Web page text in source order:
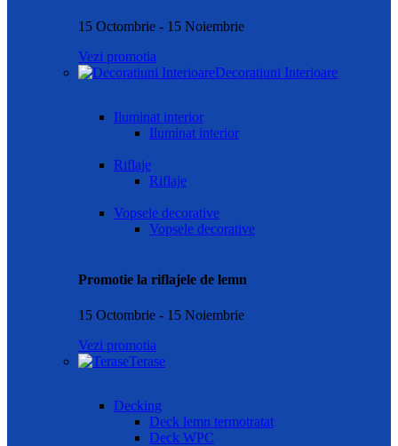
15 Octombrie - 15 Noiembrie
Vezi promotia
Decoratiuni Interioare
Iluminat interior
Iluminat interior
Riflaje
Riflaje
Vopsele decorative
Vopsele decorative
Promotie la riflajele de lemn
15 Octombrie - 15 Noiembrie
Vezi promotia
Terase
Decking
Deck lemn termotratat
Deck WPC